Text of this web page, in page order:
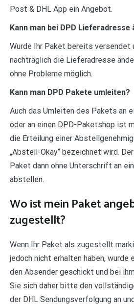
Post & DHL App ein Angebot.
Kann man bei DPD Lieferadresse
Wurde Ihr Paket bereits versendet
nachträglich die Lieferadresse
ohne Probleme möglich.
Kann man DPD Pakete umleiten?
Auch das Umleiten des Pakets an
oder an einen DPD-Paketshop ist
die Erteilung einer
„Abstell-Okay“ bezeichnet wird.
Paket dann ohne Unterschrift an
abstellen.
Wo ist mein Paket
zugestellt?
Wenn Ihr Paket als zugestellt
jedoch nicht erhalten haben, wurde
den Absender geschickt und bei
Sie sich daher bitte den
der DHL Sendungsverfolgung an